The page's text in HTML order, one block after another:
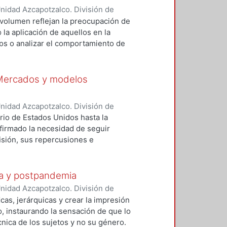
investigación, así como formas
y enfoques financieros.
Azcapotzalco. División de
Preece, Marissa del Rosario;
Venegas-Martínez, Francisco;
;Cervantes-de-la-Torre,
;Moreno, Heriberto;Henaine
reflejan la preocupación de
aplicación de aquellos en la
o analizar el comportamiento de
mercados globbales y teniendo
puede generar medidas para
este nuevo volumen de la serie
de investigación en dos
estudio de los sistemas
y modelos
Azcapotzalco. División de
Preece, Marissa del Rosario;
Venegas-Martínez, Francisco;
;Morales Castro, Arturo;
Francisco
de Estados Unidos hasta la
la necesidad de seguir
sus repercusiones e
Considerando la situación
de investigación que tratan
y optimización de los
internacional. De igual
instrumentos y mercados
a una mejor administración de
y postpandemia
Azcapotzalco. División de
Infante, Elvia;Sosa Castro, Miriam;
Carlos;García Muñoz Aparicio,
Sánchez, Zoily Mery ;Martínez
jerárquicas y crear la impresión
instaurando la sensación de que lo
de los sujetos y no su género.